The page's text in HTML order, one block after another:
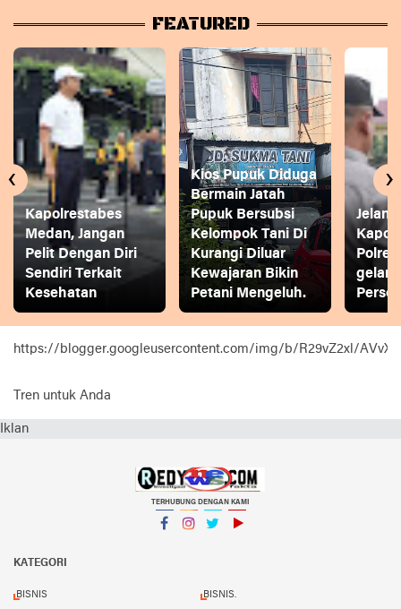
FEATURED
Kapolrestabes
Medan, Jangan
Pelit Dengan Diri
Sendiri Terkait
Kesehatan
Kios Pupuk Diduga
Bermain Jatah
Pupuk Bersubsi
Kelompok Tani Di
Kurangi Diluar
Kewajaran Bikin
Petani Mengeluh.
gelar
‹ ›
https://blogger.googleusercontent.com/img/b/R29vZ2xl/
Tren untuk Anda
Iklan
TERHUBUNG DENGAN KAMI
KATEGORI
BISNIS BISNIS.